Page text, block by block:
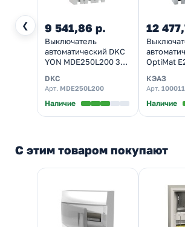
❮ 9 541,86 р.
Выключатель
автоматический DKC
YON MDE250L200 3P
DKC
Арт. MDE250L200
Наличие
12
OptiMat
КЭАЗ
Арт. 100011
Наличие
С этим товаром покупают